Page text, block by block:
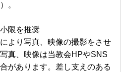
。
限を推奨
より写真、映像の撮影をさせ
真、映像は当教会HPやSNS
があります。差し支えのある